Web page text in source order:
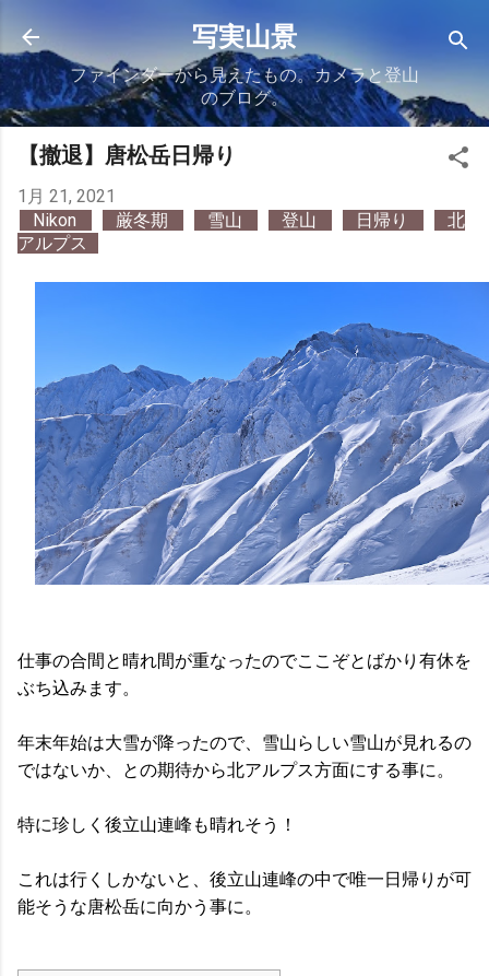
スキップしてメイン コンテンツに移動
写実山景
ファインダーから見えたもの。カメラと登山
のブログ。
【撤退】唐松岳日帰り
1月 21, 2021
Nikon
厳冬期 雪山 登山 日帰り
北
アルプス
仕事の合間と晴れ間が重なったのでここぞとばかり有休を
ぶち込みます。
年末年始は大雪が降ったので、雪山らしい雪山が見れるの
ではないか、との期待から北アルプス方面にする事に。
特に珍しく後立山連峰も晴れそう！
これは行くしかないと、後立山連峰の中で唯一日帰りが可
能そうな唐松岳に向かう事に。